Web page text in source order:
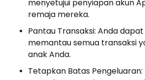
menyetujui penyiapan akun
remaja mereka.
Pantau Transaksi: Anda
memantau semua transaksi
anak Anda.
Tetapkan Batas